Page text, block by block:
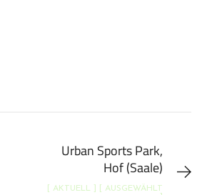
Urban Sports Park,
Hof (Saale)
[ AKTUELL ] [ AUSGEWÄHLT